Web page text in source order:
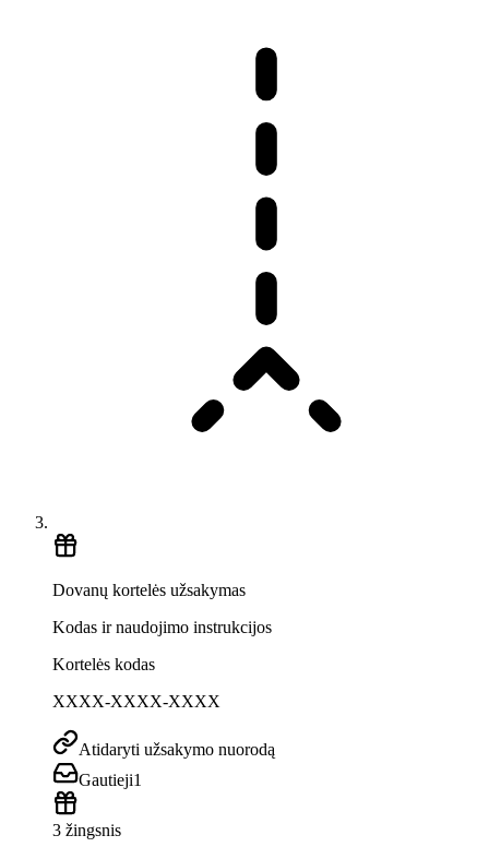
Dovanų kortelės užsakymas
Kodas ir naudojimo instrukcijos
Kortelės kodas
XXXX-XXXX-XXXX
Atidaryti užsakymo nuorodą
Gautieji1
3 žingsnis